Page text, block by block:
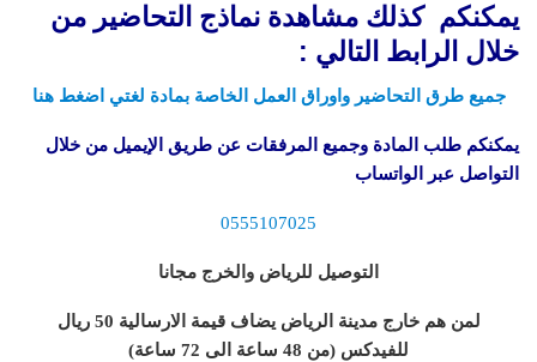
يمكنكم كذلك مشاهدة نماذج التحاضير من
خلال الرابط التالي :
جميع طرق التحاضير واوراق العمل الخاصة بمادة لغتي اضغط هنا
يمكنكم طلب المادة وجميع المرفقات عن طريق الإيميل من خلال
التواصل عبر الواتساب
0555107025
التوصيل للرياض والخرج مجانا
لمن هم خارج مدينة الرياض يضاف قيمة الارسالية 50 ريال
للفيدكس (من 48 ساعة الى 72 ساعة)